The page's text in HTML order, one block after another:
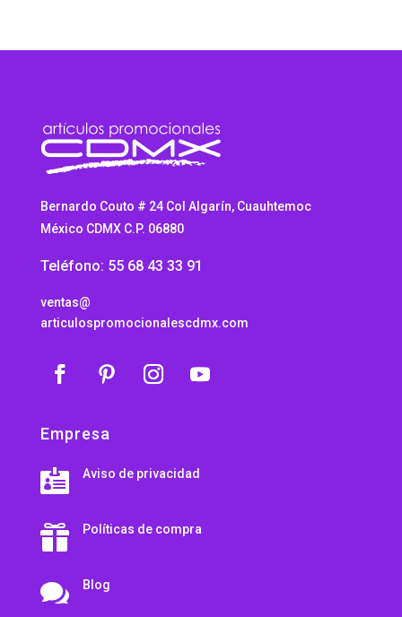
Bernardo Couto # 24 Col Algarín, Cuauhtemoc
México CDMX C.P. 06880
Teléfono: 55 68 43 33 91
ventas@
articulospromocionalescdmx.com
Empresa
 Aviso de privacidad
 Políticas de compra
 Blog